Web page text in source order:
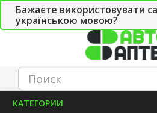
Бажаєте використовувати
українською мовою?
СТО
КАТЕГОРИИ